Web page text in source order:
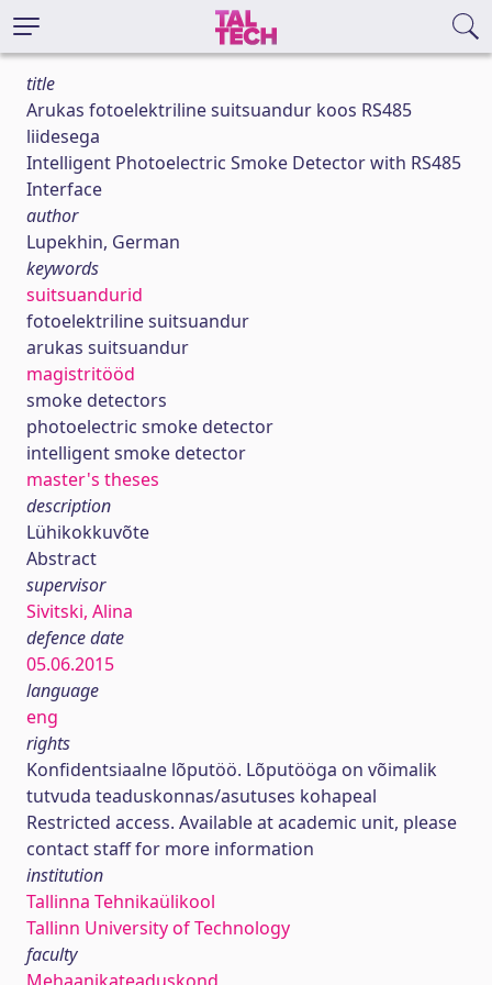
title
Arukas fotoelektriline suitsuandur koos RS485
liidesega
Intelligent Photoelectric Smoke Detector with RS485
Interface
author
Lupekhin, German
keywords
suitsuandurid
fotoelektriline suitsuandur
arukas suitsuandur
magistritööd
smoke detectors
photoelectric smoke detector
intelligent smoke detector
master's theses
description
Lühikokkuvõte
Abstract
supervisor
Sivitski, Alina
defence date
05.06.2015
language
eng
rights
Konfidentsiaalne lõputöö. Lõputööga on võimalik
tutvuda teaduskonnas/asutuses kohapeal
Restricted access. Available at academic unit, please
contact staff for more information
institution
Tallinna Tehnikaülikool
Tallinn University of Technology
faculty